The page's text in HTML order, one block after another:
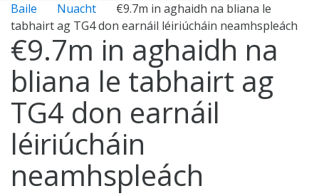
Baile Nuacht
€9.7m in aghaidh na bliana le
tabhairt ag TG4 don earnáil léiriúcháin neamhspleách
€9.7m in aghaidh na
bliana le tabhairt ag
TG4 don earnáil
léiriúcháin
neamhspleách